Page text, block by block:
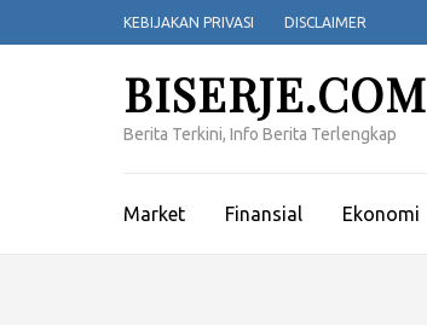
ke
KEBIJAKAN PRIVASI DISCLAIMER
BISERJE.COM
Berita Terkini, Info Berita Terlengkap
Market Finansial Ekonomi